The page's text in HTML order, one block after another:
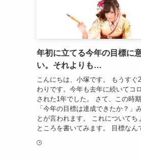
年初に立てる今年の目標に
い。それよりも…
こんにちは、小塚です。 もうすぐ
わりです。今年も去年に続いてコ
された1年でした。 さて、この時
「今年の目標は達成できたか？」
とが言われます。 これについてち
ところを書いてみます。 目標なん